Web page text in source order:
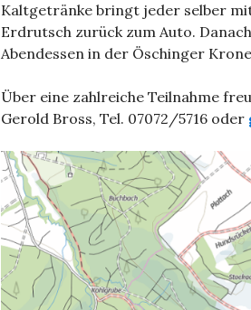
Kaltgetränke bringt jeder selber
Erdrutsch zurück zum Auto.
Abendessen in der Öschinger
Über eine zahlreiche Teilnahme
Gerold Bross, Tel. 07072/5716 oder